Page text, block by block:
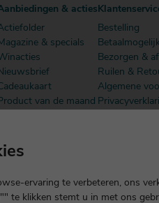
& acties
& specials
van de maand
Bestelling
Bezorgen &
Ruilen &
Algemene
ervaring te verbeteren, ons
te klikken stemt u in met ons